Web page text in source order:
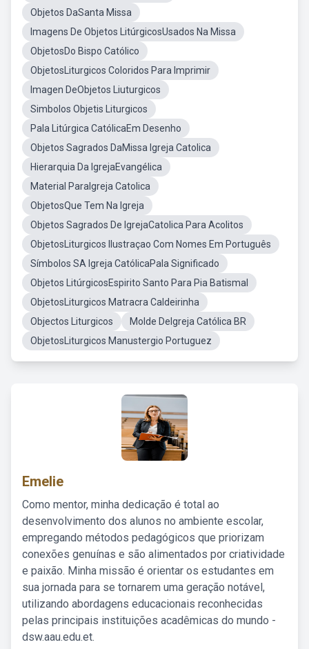
Objetos DaSanta Missa
Imagens De Objetos LitúrgicosUsados Na Missa
ObjetosDo Bispo Católico
ObjetosLiturgicos Coloridos Para Imprimir
Imagen DeObjetos Liuturgicos
Simbolos Objetis Liturgicos
Pala Litúrgica CatólicaEm Desenho
Objetos Sagrados DaMissa Igreja Catolica
Hierarquia Da IgrejaEvangélica
Material ParaIgreja Catolica
ObjetosQue Tem Na Igreja
Objetos Sagrados De IgrejaCatolica Para Acolitos
ObjetosLiturgicos Ilustraçao Com Nomes Em Português
Símbolos SA Igreja CatólicaPala Significado
Objetos LitúrgicosEspirito Santo Para Pia Batismal
ObjetosLiturgicos Matracra Caldeirinha
Objectos Liturgicos
Molde DeIgreja Católica BR
ObjetosLiturgicos Manustergio Portuguez
Emelie
Como mentor, minha dedicação é total ao
desenvolvimento dos alunos no ambiente escolar,
empregando métodos pedagógicos que priorizam
conexões genuínas e são alimentados por criatividade
e paixão. Minha missão é orientar os estudantes em
sua jornada para se tornarem uma geração notável,
utilizando abordagens educacionais reconhecidas
pelas principais instituições acadêmicas do mundo -
dsw.aau.edu.et.